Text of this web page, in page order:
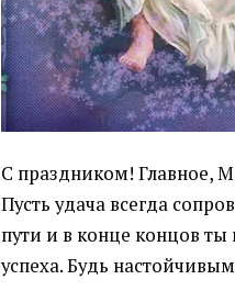
С праздником! Главное,
Пусть удача всегда
пути и в конце концов ты
успеха. Будь